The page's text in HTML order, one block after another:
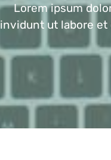
Lorem ipsum
invidunt ut labore et